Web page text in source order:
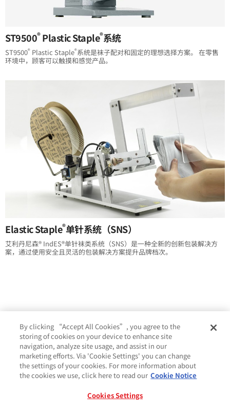
ST9500®Plastic Staple®系统
ST9500® Plastic Staple®系统是袜子配对和固定的理想选择方案。 在零售
环境中，顾客可以触摸和感觉产品。
Elastic Staple®单针系统（SNS）
艾利丹尼森® IndES®单针袜类系统（SNS）是一种全新的创新包装解决方
案，通过使用安全且灵活的包装解决方案提升品牌档次。
条款与条件
By clicking “Accept All Cookies”, you agree to the
storing of cookies on your device to enhance site
navigation, analyze site usage, and assist in our
marketing efforts. Via 'Cookie Settings' you can change
the settings of your cookies. For more information about
the cookies we use, click here to read our Cookie Notice
Cookies Settings